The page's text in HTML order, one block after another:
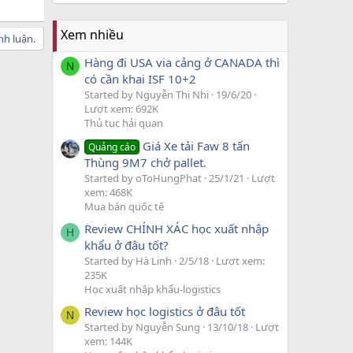
luận. Xem nhiều
N
Hàng đi USA via cảng ở CANADA thì
có cần khai ISF 10+2
Started by Nguyễn Thị Nhi 19/6/20
Lượt xem: 692K
Thủ tục hải quan
Quảng cáo Giá Xe tải Faw 8 tấn
Thùng 9M7 chở pallet.
Started by oToHungPhat 25/1/21
Lượt
xem: 468K
Mua bán quốc tế
H
Review CHÍNH XÁC học xuất nhập
khẩu ở đâu tốt?
Started by Hà Linh 2/5/18 Lượt xem:
235K
Học xuất nhập khẩu-logistics
N Review học logistics ở đâu tốt
Started by Nguyễn Sung 13/10/18 Lượt
xem: 144K